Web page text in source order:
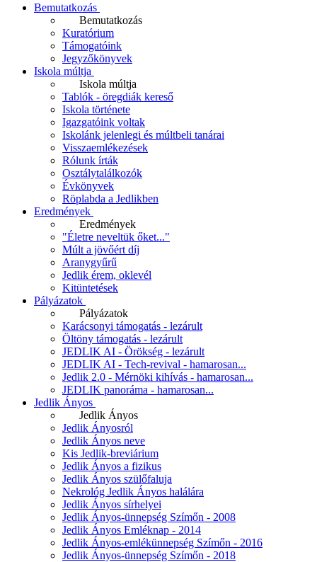
Bemutatkozás
Bemutatkozás
Kuratórium
Támogatóink
Jegyzőkönyvek
Iskola múltja
Iskola múltja
Tablók - öregdiák kereső
Iskola története
Igazgatóink voltak
Iskolánk jelenlegi és múltbeli tanárai
Visszaemlékezések
Rólunk írták
Osztálytalálkozók
Évkönyvek
Röplabda a Jedlikben
Eredmények
Eredmények
"Életre neveltük őket..."
Múlt a jövőért díj
Aranygyűrű
Jedlik érem, oklevél
Kitüntetések
Pályázatok
Pályázatok
Karácsonyi támogatás - lezárult
Öltöny támogatás - lezárult
JEDLIK AI - Örökség - lezárult
JEDLIK AI - Tech-revival - hamarosan...
Jedlik 2.0 - Mérnöki kihívás - hamarosan...
JEDLIK panoráma - hamarosan...
Jedlik Ányos
Jedlik Ányos
Jedlik Ányosról
Jedlik Ányos neve
Kis Jedlik-breviárium
Jedlik Ányos a fizikus
Jedlik Ányos szülőfaluja
Nekrológ Jedlik Ányos halálára
Jedlik Ányos sírhelyei
Jedlik Ányos-ünnepség Szímőn - 2008
Jedlik Ányos Emléknap - 2014
Jedlik Ányos-emlékünnepség Szímőn - 2016
Jedlik Ányos-ünnepség Szímőn - 2018